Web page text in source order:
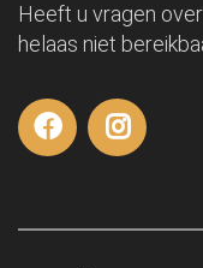
Heeft u vragen
helaas niet